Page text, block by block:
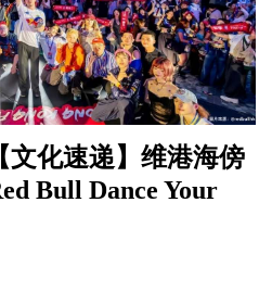
文化速递】维港海傍
Bull Dance Your